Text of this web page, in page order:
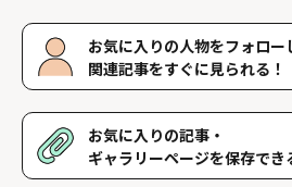
お気に入りの人物をフォロー
関連記事をすぐに見られる！
好きな人物をフォローすることで、マイ
記事を閲覧することができます。好きな
認できます。
お気に入りの記事・
ギャラリーページを保存でき